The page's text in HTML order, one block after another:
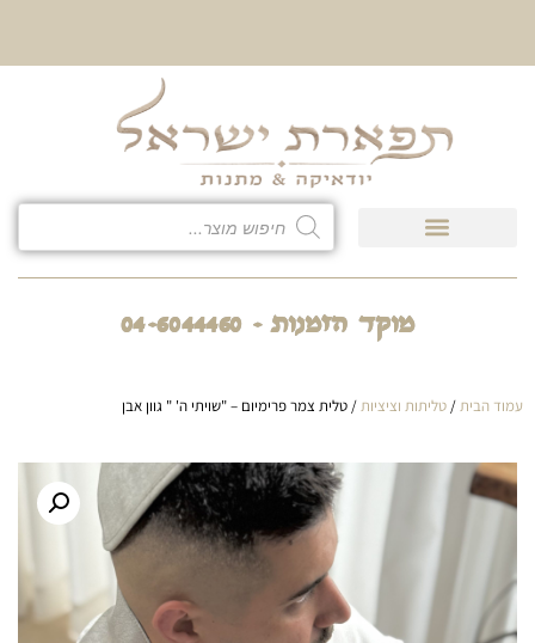
מוקד הזמנות - 04-6044460
עמוד הבית/ טליתות וציציות/ טלית צמר פרימיום – "שויתי ה' " גוון אבן